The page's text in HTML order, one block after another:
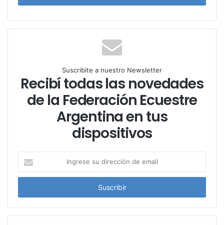
Suscribite a nuestro Newsletter
Recibí todas las novedades
de la Federación Ecuestre
Argentina en tus
dispositivos
g
e
s